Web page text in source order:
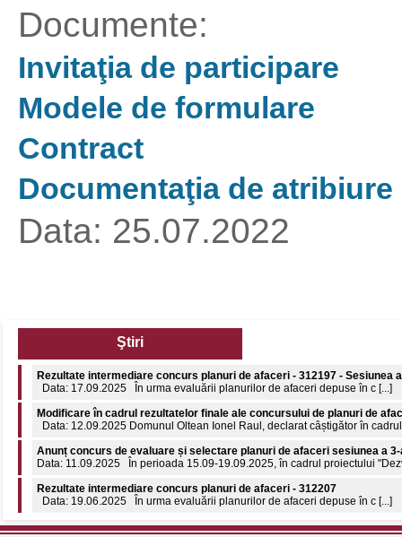
Documente:
Invitaţia de participare
Modele de formulare
Contract
Documentaţia de atribiure
Data: 25.07.2022
Ştiri
Rezultate intermediare concurs planuri de afaceri - 312197 - Sesiunea
Data: 17.09.2025 În urma evaluării planurilor de afaceri depuse în c [...]
Modificare în cadrul rezultatelor finale ale concursului de planuri de
Data: 12.09.2025 Domunul Oltean Ionel Raul, declarat câștigător în cadrul
Data: 11.09.2025 În perioada 15.09-19.09.2025, în cadrul proiectului
Data: 19.06.2025 În urma evaluării planurilor de afaceri depuse în c [...]
8 aprilie 2026 - Ziua Internațională a Romilor 55 de ani de la declararea